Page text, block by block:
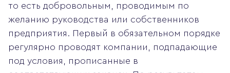
то есть добровольным, проводимым по
желанию руководства или собственников
предприятия. Первый в обязательном порядке
регулярно проводят компании, подпадающие
под условия, прописанные в